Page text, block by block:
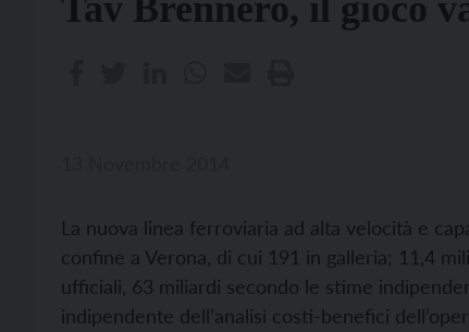
Tav Brennero, il gioco
La nuova linea ferroviaria ad alta velocità e
confine a Verona, di cui 191 in galleria; 11,4
ufficiali, 63 miliardi secondo le stime
indipendente dell’analisi costi-benefici